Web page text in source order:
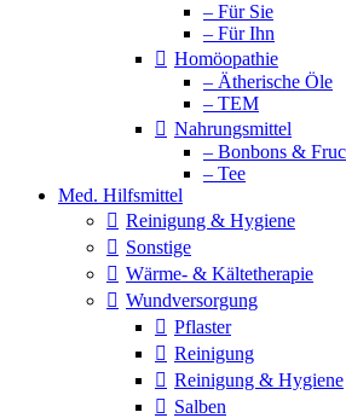
– Für Sie
– Für Ihn
Homöopathie
– Ätherische Öle
– TEM
Nahrungsmittel
– Bonbons &
– Tee
Med. Hilfsmittel
Reinigung & Hygiene
Sonstige
Wärme- & Kältetherapie
Wundversorgung
Pflaster
Reinigung
Reinigung & Hygiene
Salben